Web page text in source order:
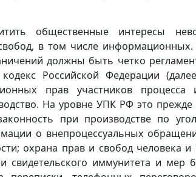
общественные интересы
в том числе информационных.
должны быть четко
кодекс Российской Федерации
прав участников
На уровне УПК РФ это
при производстве по
о внепроцессуальных
охрана прав и свобод человека
свидетельского иммунитета и мер